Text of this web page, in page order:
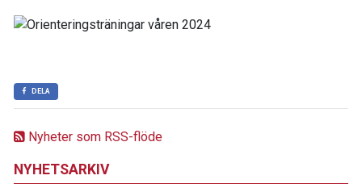
Nyheter som RSS-flöde
NYHETSARKIV
DELA